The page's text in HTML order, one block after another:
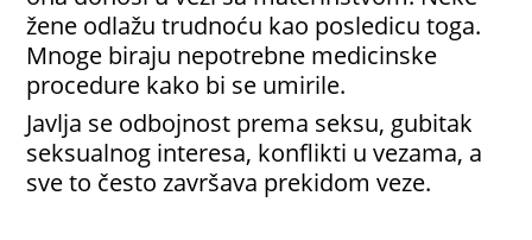
žene odlažu trudnoću kao posledicu toga.
Mnoge biraju nepotrebne medicinske
procedure kako bi se umirile.
Javlja se odbojnost prema seksu, gubitak
seksualnog interesa, konflikti u vezama, a
sve to često završava prekidom veze.